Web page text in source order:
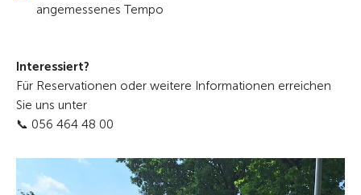
angemessenes Tempo
Interessiert?
Für Reservationen oder weitere Informationen erreichen
Sie uns unter
📞 056 464 48 00